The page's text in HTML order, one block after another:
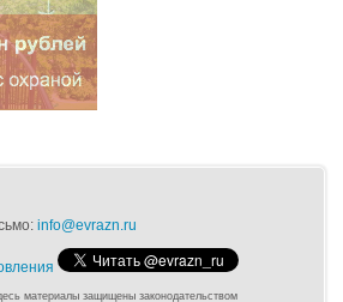
info@evrazn.ru
материалы защищены законодательством